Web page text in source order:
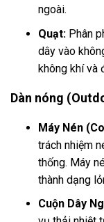
ngoài.
Quạt: Phân
dây vào
không khí và
Dàn nóng
Máy Nén
trách nhiệm
thống. Máy
thành dạng
Cuộn Dây